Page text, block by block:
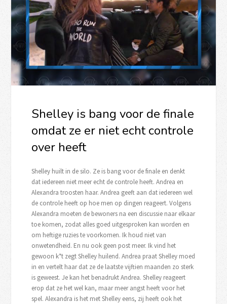
Shelley is bang voor de finale
omdat ze er niet echt controle
over heeft
Shelley huilt in de silo. Ze is bang voor de finale en denkt
dat iedereen niet meer echt de controle heeft. Andrea en
Alexandra troosten haar. Andrea geeft aan dat iedereen wel
de controle heeft op hoe men op dingen reageert. Volgens
Alexandra moeten de bewoners na een discussie naar elkaar
toe komen, zodat alles goed uitgesproken kan worden en
om heftige ruzies te voorkomen. Ik houd niet van
onwetendheid. En nu ook geen post meer. Ik vind het
gewoon k*t zegt Shelley huilend. Andrea praat Shelley moed
in en vertelt haar dat ze de laatste vijftien maanden zo sterk
is geweest. Je kan het benadrukt Andrea. Shelley reageert
erop dat ze het wel kan, maar meer angst heeft voor het
spel. Alexandra is het met Shelley eens, zij heeft ook het